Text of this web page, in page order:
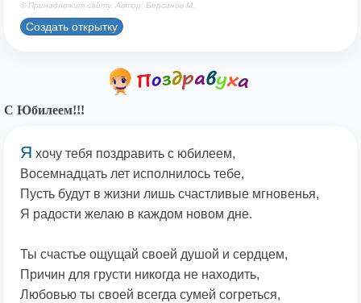
© Принадлежит сайту. Автор: Берсанов М.
Создать открытку
С Юбилеем!!!
Я хочу тебя поздравить с юбилеем,
Восемнадцать лет исполнилось тебе,
Пусть будут в жизни лишь счастливые мгновенья,
Я радости желаю в каждом новом дне.
Ты счастье ощущай своей душой и сердцем,
Причин для грусти никогда не находить,
Любовью ты своей всегда сумей согреться,